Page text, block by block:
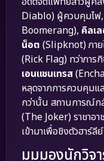
Diablo) ผู้ควบคุมไฟ,
Boomerang), คิลเ
น็อต (Slipknot) ภา
(Rick Flag) ทว่าภา
เอนแชนเทรส
หลุดจากการควบคุมแ
กว่านั้น สถานการณ์ก
(The Joker) ราชาอ
เข้ามาเพื่อชิงตัวฮาร์
มุมมองนักวิจ